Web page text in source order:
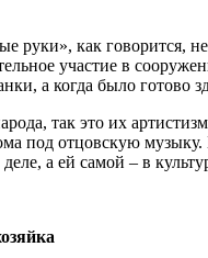
как говорится,
участие в
а когда было готово
так это их
под отцовскую
а ей самой – в